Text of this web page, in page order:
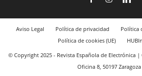
Aviso Legal Política de privacidad Política
Política de cookies (UE)
© Copyright 2025 - Revista Española de Electrónica |
Oficina 8, 50197 Zaragoza